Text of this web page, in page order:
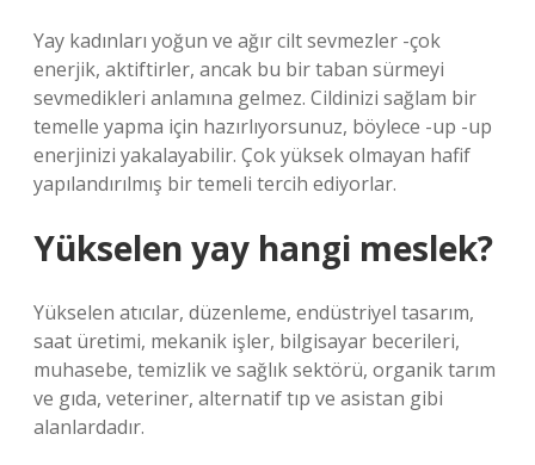
Yay kadınları yoğun ve ağır cilt sevmezler -çok
enerjik, aktiftirler, ancak bu bir taban sürmeyi
sevmedikleri anlamına gelmez. Cildinizi sağlam bir
temelle yapma için hazırlıyorsunuz, böylece -up -up
enerjinizi yakalayabilir. Çok yüksek olmayan hafif
yapılandırılmış bir temeli tercih ediyorlar.
Yükselen yay hangi meslek?
Yükselen atıcılar, düzenleme, endüstriyel tasarım,
saat üretimi, mekanik işler, bilgisayar becerileri,
muhasebe, temizlik ve sağlık sektörü, organik tarım
ve gıda, veteriner, alternatif tıp ve asistan gibi
alanlardadır.